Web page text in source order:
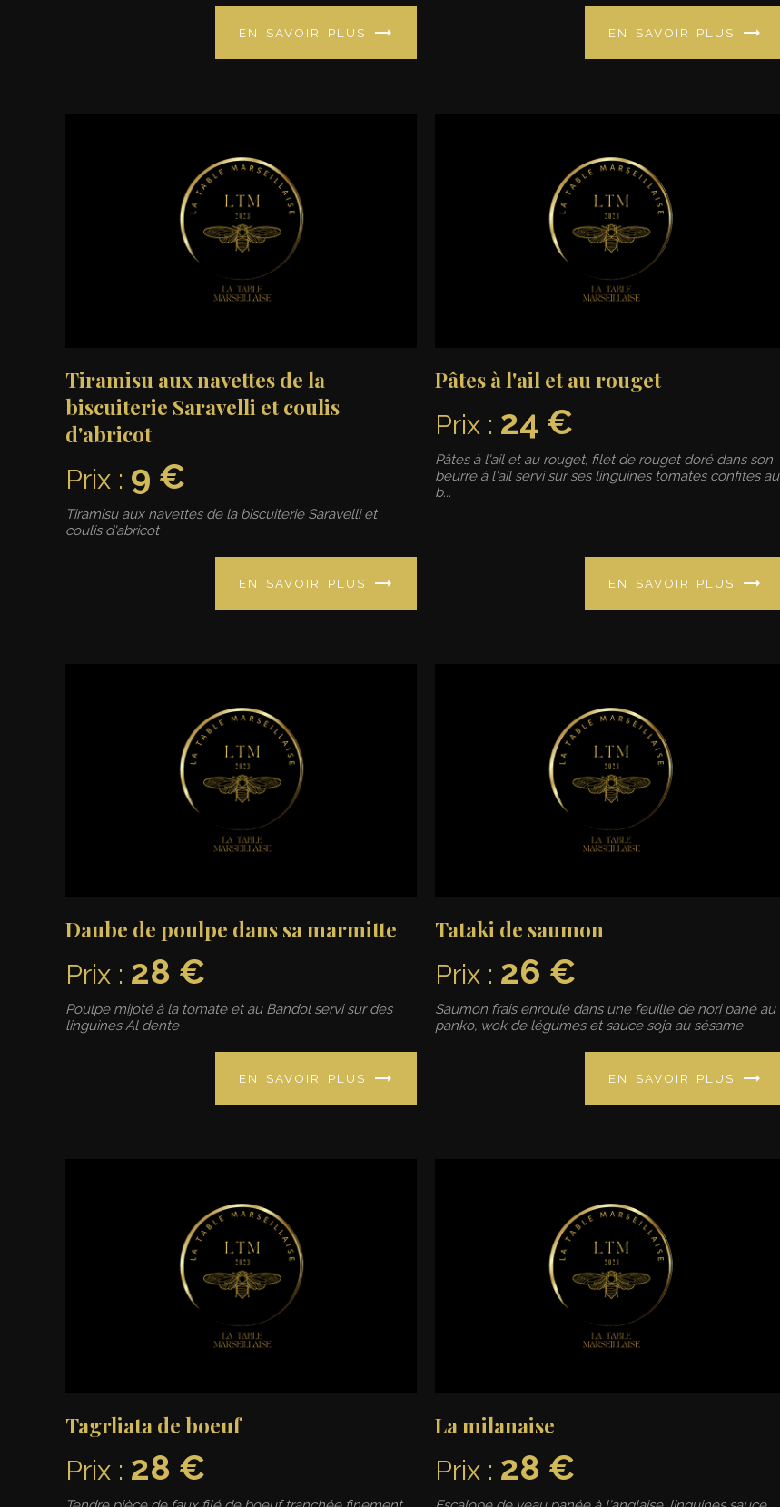
EN SAVOIR PLUS EN SAVOIR PLUS
Tiramisu aux navettes de la
biscuiterie Saravelli et coulis
d'abricot
Prix : 9 €
Tiramisu aux navettes de la biscuiterie Saravelli et
coulis d'abricot
EN SAVOIR PLUS
Pâtes à l'ail et au rouget
Prix : 24 €
Pâtes à l'ail et au rouget, filet de rouget doré dans son
beurre à l'ail servi sur ses linguines tomates confites au
b...
EN SAVOIR PLUS
Daube de poulpe dans sa marmitte
Prix : 28 €
Poulpe mijoté à la tomate et au Bandol servi sur des
linguines Al dente
EN SAVOIR PLUS
Tataki de saumon
Prix : 26 €
Saumon frais enroulé dans une feuille de nori pané au
panko, wok de légumes et sauce soja au sésame
EN SAVOIR PLUS
Tagrliata de boeuf
Prix : 28 €
La milanaise
Prix : 28 €